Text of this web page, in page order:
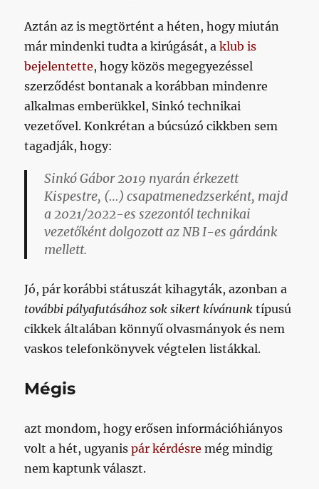
Aztán az is megtörtént a héten, hogy miután
már mindenki tudta a kirúgását, aklub is
bejelentette, hogy közös megegyezéssel
szerződést bontanak a korábban mindenre
alkalmas emberükkel, Sinkó technikai
vezetővel. Konkrétan a búcsúzó cikkben sem
tagadják, hogy:
Sinkó Gábor 2019 nyarán érkezett
Kispestre, (…) csapatmenedzserként, majd
a 2021/2022-es szezontól technikai
vezetőként dolgozott az NB I-es gárdánk
mellett.
Jó, pár korábbi státuszát kihagyták, azonban a
további pályafutásához sok sikert kívánunk típusú
cikkek általában könnyű olvasmányok és nem
vaskos telefonkönyvek végtelen listákkal.
Mégis
azt mondom, hogy erősen információhiányos
volt a hét, ugyanispár kérdésre még mindig
nem kaptunk választ.